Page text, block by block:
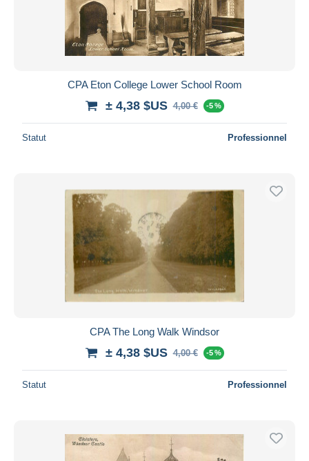
CPA Eton College Lower School Room
± 4,38 $US 4,00 € -5 %
Statut Professionnel
CPA The Long Walk Windsor
± 4,38 $US 4,00 € -5 %
Statut Professionnel